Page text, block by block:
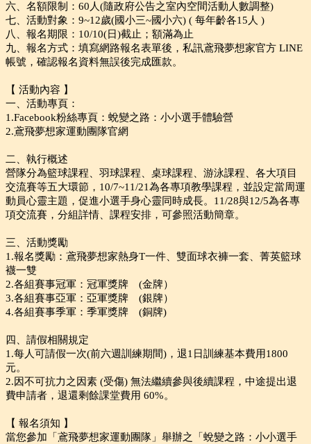
六、名額限制：60人(隨政府公告之室內空間活動人數調整)
七、活動對象：9~12歲(國小三~國小六) ( 每年齡各15人 )
八、報名期限：10/10(日)截止；額滿為止
九、報名方式：填寫網路報名表單後，私訊鳶飛夢想家官方 LINE
帳號，確認報名資料無誤後完成匯款。
【 活動內容 】
一、活動專頁：
1.Facebook粉絲專頁：蛻變之路：小小選手體驗營
2.鳶飛夢想家運動團隊官網
二、執行概述
營隊分為籃球課程、羽球課程、桌球課程、游泳課程、各大項目
交流賽等五大環節，10/7~11/21為各專項教學課程，並設定當周運
動員心靈主題，促進小選手身心靈同時成長。11/28與12/5為各專
項交流賽，分組詳情、課程安排，可參照活動簡章。
三、活動獎勵
1.報名獎勵：鳶飛夢想家熱身T一件、雙面球衣褲一套、菁英籃球
襪一雙
2.各組賽事冠軍：冠軍獎牌 (金牌）
3.各組賽事亞軍：亞軍獎牌 (銀牌）
4.各組賽事季軍：季軍獎牌 (銅牌)
四、請假相關規定
1.每人可請假一次(前六週訓練期間)，退1日訓練基本費用1800
元。
2.因不可抗力之因素 (受傷) 無法繼續參與後續課程，中途提出退
費申請者，退還剩餘課堂費用 60%。
【 報名須知 】
當您參加「鳶飛夢想家運動團隊」舉辦之「蛻變之路：小小選手